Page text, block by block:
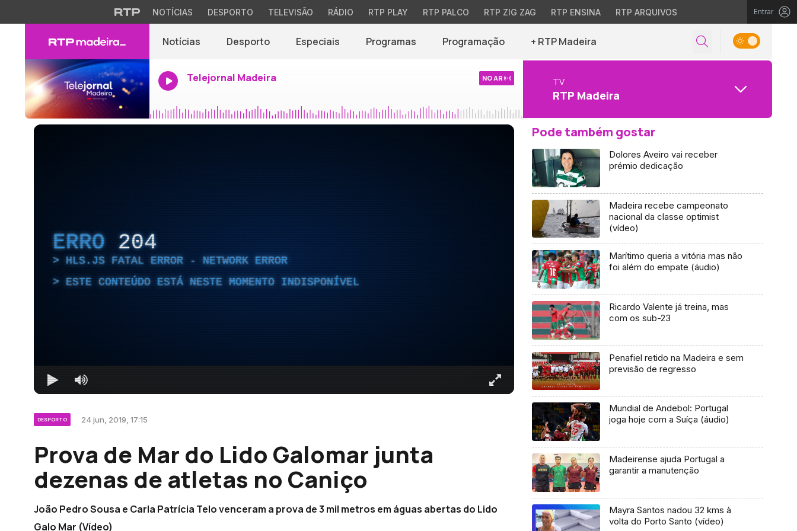
NOTÍCIAS DESPORTO TELEVISÃO RÁDIO RTP PLAY RTP PALCO RTP ZIG ZAG RTP ENSINA RTP ARQUIVOS Entrar
Notícias Desporto Especiais Programas Programação + RTP Madeira
Telejornal Madeira NO AR TV
RTP Madeira
ERRO 204
HLS.JS FATAL ERROR - NETWORK ERROR
ESTE CONTEÚDO ESTÁ NESTE MOMENTO INDISPONÍVEL
DESPORTO 24 jun, 2019, 17:15
Prova de Mar do Lido Galomar junta
dezenas de atletas no Caniço
João Pedro Sousa e Carla Patrícia Telo venceram a prova de 3 mil metros em águas abertas do Lido
Galo Mar (Vídeo)
Pode também gostar
Dolores Aveiro vai receber
prémio dedicação
Madeira recebe campeonato
nacional da classe optimist
(vídeo)
Marítimo queria a vitória mas não
foi além do empate (áudio)
Ricardo Valente já treina, mas
com os sub-23
Penafiel retido na Madeira e sem
previsão de regresso
Mundial de Andebol: Portugal
joga hoje com a Suíça (áudio)
Madeirense ajuda Portugal a
garantir a manutenção
Mayra Santos nadou 32 kms à
volta do Porto Santo (vídeo)